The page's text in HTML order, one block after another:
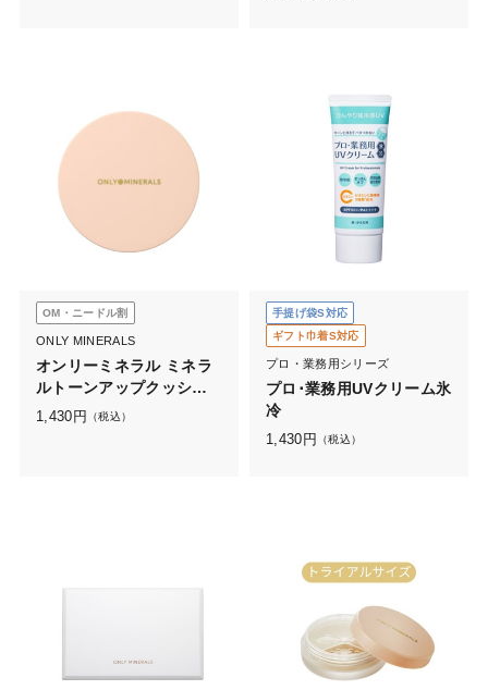
OM・ニードル割
ONLY MINERALS
オンリーミネラル ミネラ
ルトーンアップクッショ
ンBB ケースN
1,430 円 （税込）
手提げ袋S対応
ギフト巾着S対応
プロ・業務用シリーズ
プロ･業務用UVクリーム氷
冷
1,430 円 （税込）